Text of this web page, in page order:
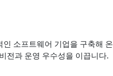
소프트웨어 기업을 구축해
전과 운영 우수성을 이끕니다.